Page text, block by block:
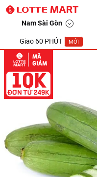
Nam Sài Gòn
Giao 60 PHÚT MỚI
Mướp hương 500g